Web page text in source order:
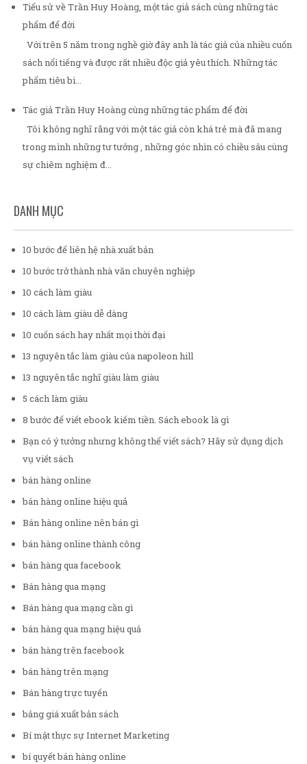
Tiểu sử về Trần Huy Hoàng, một tác giả sách cùng những tác
phẩm để đời
Với trên 5 năm trong nghề giờ đây anh là tác giả của nhiều cuốn
sách nổi tiếng và được rất nhiều độc giả yêu thích. Những tác
phẩm tiêu bi...
Tác giả Trần Huy Hoàng cùng những tác phẩm để đời
Tôi không nghĩ rằng với một tác giả còn khá trẻ mà đã mang
trong mình những tư tưởng , những góc nhìn có chiều sâu cùng
sự chiêm nghiệm đ...
DANH MỤC
10 bước để liên hệ nhà xuất bản
10 bước trở thành nhà văn chuyên nghiệp
10 cách làm giàu
10 cách làm giàu dễ dàng
10 cuốn sách hay nhất mọi thời đại
13 nguyên tắc làm giàu của napoleon hill
13 nguyên tắc nghĩ giàu làm giàu
5 cách làm giàu
8 bước để viết ebook kiếm tiền. Sách ebook là gì
Bạn có ý tưởng nhưng không thể viết sách? Hãy sử dụng dịch
vụ viết sách
bán hàng online
bán hàng online hiệu quả
Bán hàng online nên bán gì
bán hàng online thành công
bán hàng qua facebook
Bán hàng qua mạng
Bán hàng qua mạng cần gì
bán hàng qua mạng hiệu quả
bán hàng trên facebook
bán hàng trên mạng
Bán hàng trực tuyến
bảng giá xuất bản sách
Bí mật thực sự Internet Marketing
bí quyết bán hàng online